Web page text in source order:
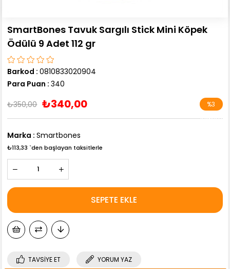
SmartBones Tavuk Sargılı Stick Mini Köpek
Ödülü 9 Adet 112 gr
Barkod : 0810833020904
Para Puan : 340
₺350,00 ₺340,00 %3
İndirim
Marka : Smartbones
₺113,33 `den başlayan taksitlerle
TAVSIYE ET YORUM YAZ